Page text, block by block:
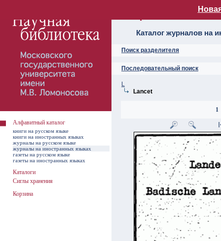
Алфавитный
Каталог журналов на
Поиск разделителя
Последовательный поиск
L
Lancet
1
Алфавитный каталог
книги на русском языке
книги на иностранных языках
журналы на русском языке
журналы на иностранных языках
газеты на русском языке
газеты на иностранных языках
Каталоги
Сиглы хранения
Корзина